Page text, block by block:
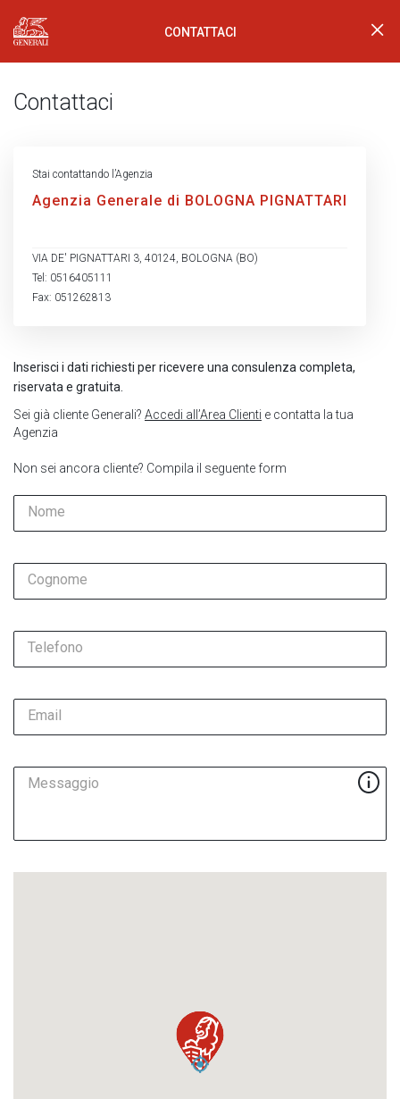
Generali Logo CONTATTACI
Contattaci
Inserisci i dati richiesti per ricevere una consulenza completa,
riservata e gratuita.
Sei già cliente Generali? Accedi all’Area Clienti e contatta la tua
Agenzia
Non sei ancora cliente? Compila il seguente form
Nome
Cognome
Telefono
Email
Messaggio
Stai contattando l’Agenzia
Agenzia Generale di BOLOGNA PIGNATTARI
VIA DE' PIGNATTARI 3, 40124, BOLOGNA (BO)
Tel: 0516405111
Fax: 051262813